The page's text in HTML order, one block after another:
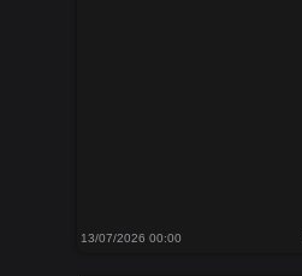
13/07/2026 00:00